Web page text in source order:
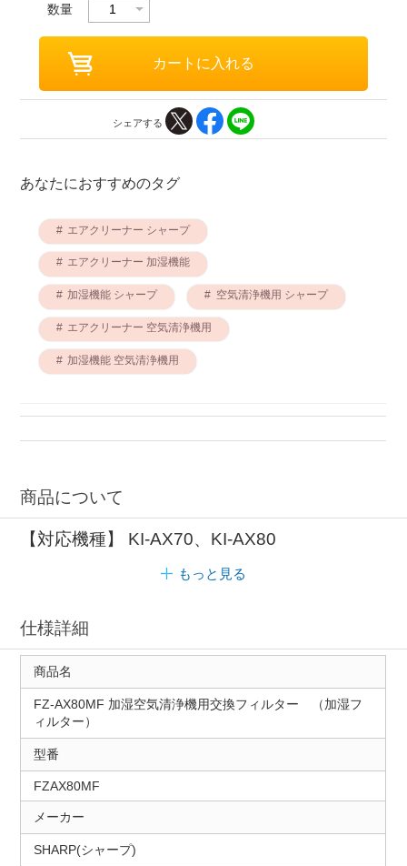
数量
シェアする
あなたにおすすめのタグ
エアクリーナー シャープ
エアクリーナー 加湿機能
加湿機能 シャープ 空気清浄機用 シャープ
エアクリーナー 空気清浄機用
加湿機能 空気清浄機用
商品について
【対応機種】 KI-AX70、KI-AX80
もっと見る
仕様詳細
商品名
FZ-AX80MF 加湿空気清浄機用交換フィルター （加湿フ
ィルター）
型番
FZAX80MF
メーカー
SHARP(シャープ)